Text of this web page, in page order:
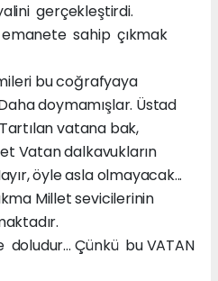
gerçekleştirdi.
emanete sahip çıkmak
bu coğrafyaya
doymamışlar. Üstad
vatana bak,
Vatan dalkavukların
öyle asla olmayacak...
Millet sevicilerinin
Çünkü bu VATAN